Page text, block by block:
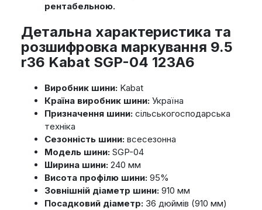
рентабельною.
Детальна характеристика та
розшифровка маркування 9.5
r36 Kabat SGP-04 123A6
Виробник шини:Kabat
Країна виробник шини:Україна
Призначення шини:сільськогосподарська
техніка
Сезонність шини:всесезонна
Модель шини:SGP-04
Ширина шини:240 мм
Висота профілю шини:95%
Зовнішній діаметр шини:910 мм
Посадковий діаметр:36 дюймів (910 мм)